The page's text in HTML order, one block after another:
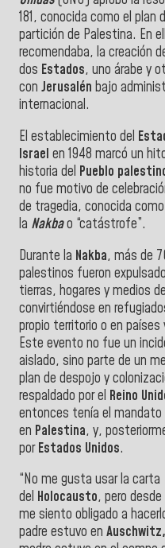
181, conocida como el plan
partición de Palestina. En
recomendaba, la creación
dos Estados, uno árabe y
con Jerusalén bajo
internacional.
El establecimiento del
Israel en 1948 marcó un
historia del Pueblo
no fue motivo de
de tragedia, conocida como
la Nakbao “catástrofe”.
Durante la Nakba, más de
palestinos fueron
tierras, hogares y medios
convirtiéndose en
propio territorio o en países
Este evento no fue un
aislado, sino parte de un
plan de despojo y
respaldado por el Reino
entonces tenía el mandato
en Palestina, y,
porEstados Unidos.
“No me gusta usar la carta
del Holocausto, pero desde
me siento obligado a
padre estuvo en Auschwitz,